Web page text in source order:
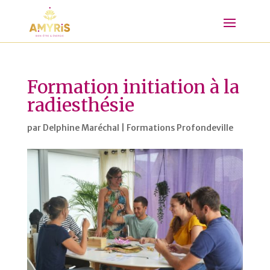
Formation initiation à la
radiesthésie
par Delphine Maréchal Formations Profondeville